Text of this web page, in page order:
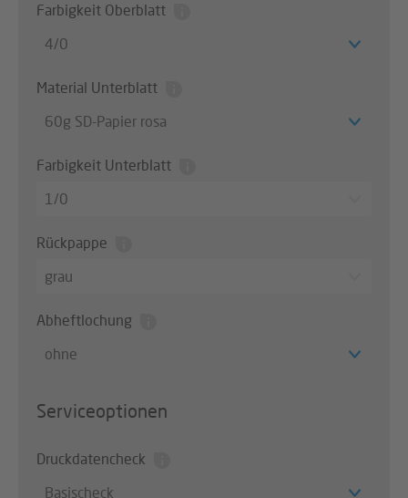
Farbigkeit Oberblatt
4/0
Material Unterblatt
60g SD-Papier rosa
Farbigkeit Unterblatt
1/0
Rückpappe
grau
Abheftlochung
ohne
Serviceoptionen
Druckdatencheck
Basischeck